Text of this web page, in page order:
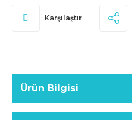
Karşılaştır
Ürün Bilgisi